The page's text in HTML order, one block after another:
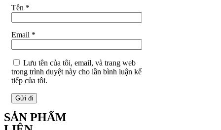
Tên *
Email *
Lưu tên của tôi, email, và trang web
trong trình duyệt này cho lần bình luận kế
tiếp của tôi.
SẢN PHẨM